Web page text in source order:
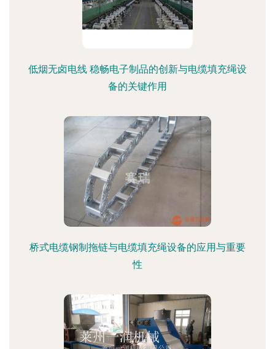
低烟无卤电线 稳畅电子制品的创新与电缆填充绳设
备的关键作用
桥式电缆钢制拖链与电缆填充绳设备的应用与重要
性